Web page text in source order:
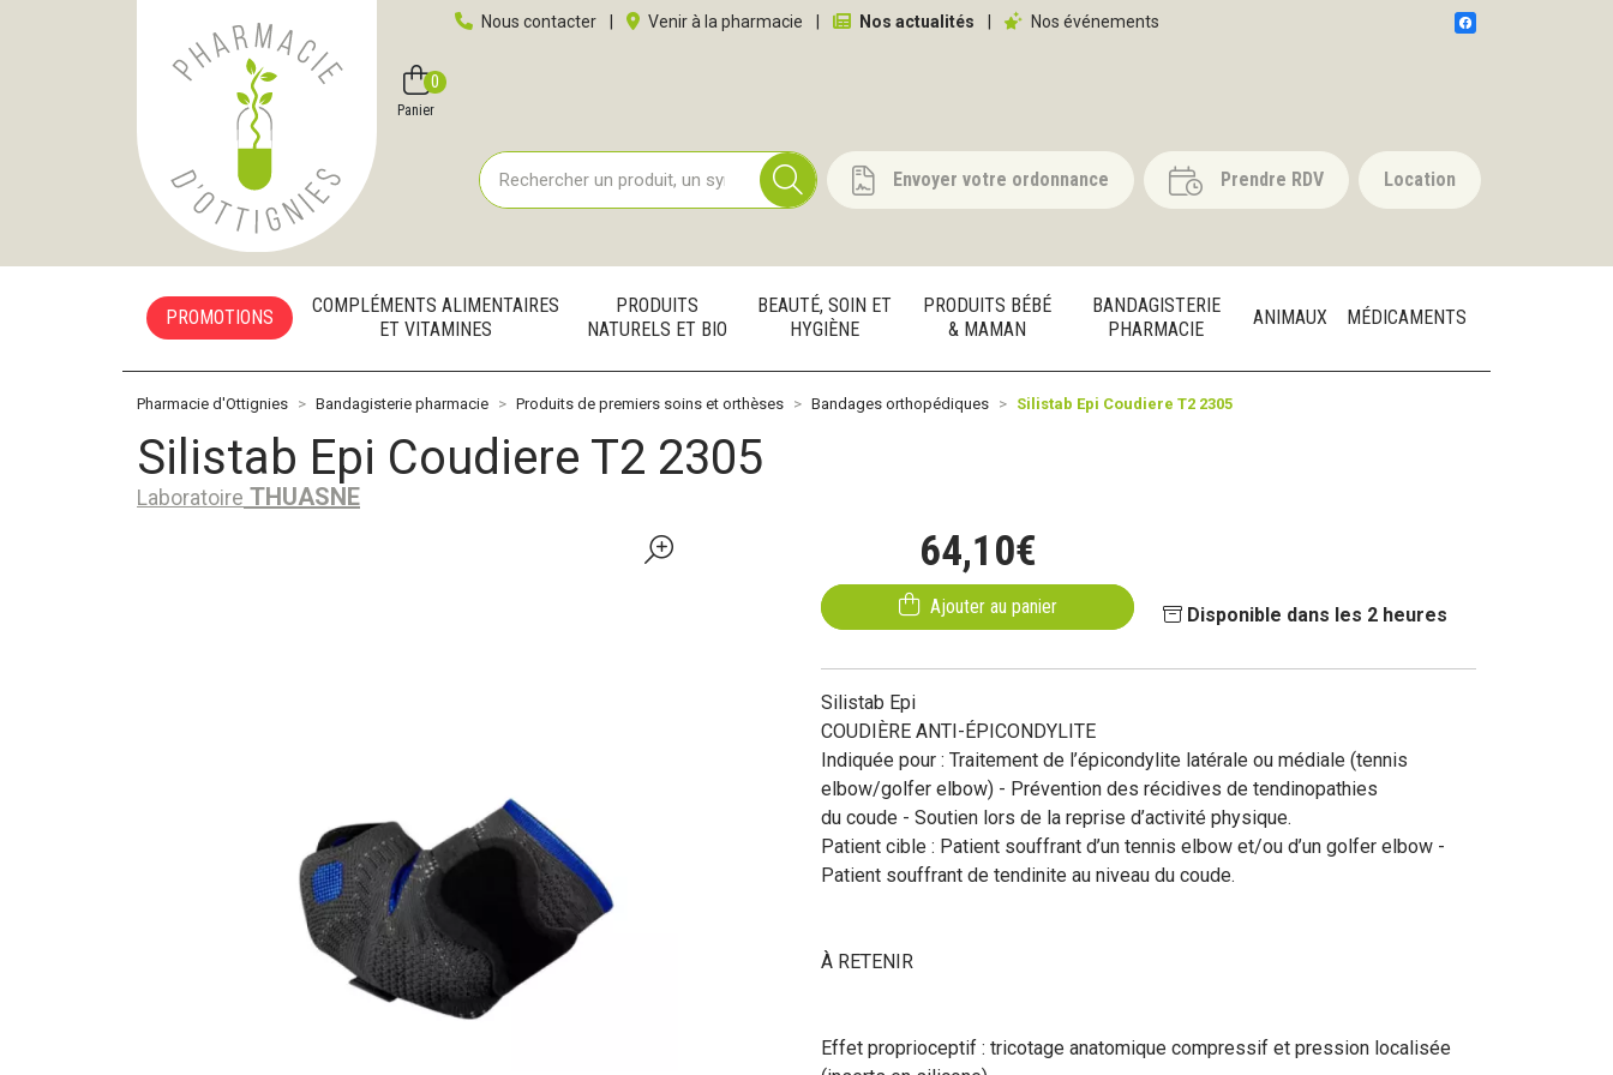
Pharmacie d'Ottignies Votre pharmacie en ligne à votre service
Nous contacter Venir à la pharmacie Nos actualités Nos événements
Favoris Panier
0
Envoyer votre ordonnance Prendre RDV Location
PROMOTIONS
COMPLÉMENTS ALIMENTAIRES
ET VITAMINES
PRODUITS
NATURELS ET BIO
BEAUTÉ, SOIN ET
HYGIÈNE
PRODUITS BÉBÉ
& MAMAN
BANDAGISTERIE
PHARMACIE
ANIMAUX MÉDICAMENTS
Pharmacie d'Ottignies Bandagisterie pharmacie Produits de premiers soins et orthèses Bandages orthopédiques Silistab Epi Coudiere T2 2305
Silistab Epi Coudiere T2 2305
Laboratoire THUASNE
64,10€
Ajouter au panier Disponible dans les 2 heures
Silistab Epi
COUDIÈRE ANTI-ÉPICONDYLITE
Indiquée pour : Traitement de l’épicondylite latérale ou médiale (tennis
elbow/golfer elbow) - Prévention des récidives de tendinopathies
du coude - Soutien lors de la reprise d’activité physique.
Patient cible : Patient souffrant d’un tennis elbow et/ou d’un golfer elbow -
Patient souffrant de tendinite au niveau du coude.
À RETENIR
Effet proprioceptif : tricotage anatomique compressif et pression localisée